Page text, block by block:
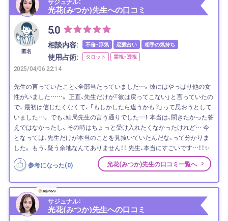
光花(みつか)先生への口コミ
匿名
5.0
相談内容: 不倫・浮気 恋愛占い 相手の気持ち
使用占術: タロット 霊視・透視
2025/04/06 22:14
先生の言っていたこと、全部当たっていました…。彼にはやっぱり他の女
性がいました……。 正直、先生だけが「彼は戻ってこない」と言っていたの
で、 最初は信じたくなくて、 「もしかしたら違うかも？」って思おうとして
いました…。 でも、結局先生の言う通りでした…！ 本当は、聞きたかった答
えではなかったし、 その時はちょっと受け入れたくなかったけれど… 今
となっては、先生だけが本当のことを見抜いていたんだな、って分かりま
した。 もう、疑う余地なんてありません！！ 先生、本当にすごいです…！！✨
参考になった(0) 光花(みつか)先生の口コミ一覧へ
サジュナル：
光花(みつか)先生への口コミ